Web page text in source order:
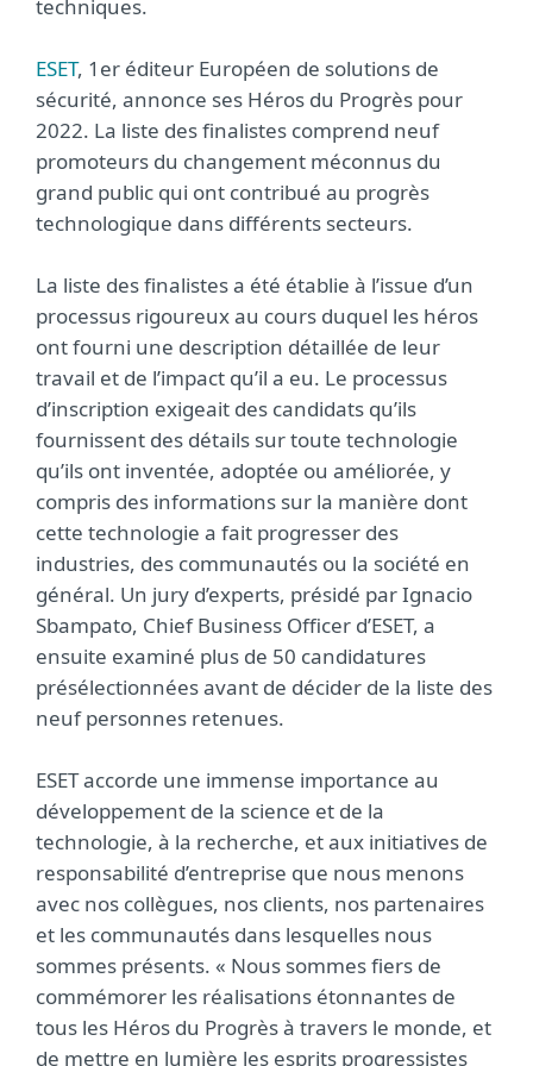
techniques.
ESET, 1er éditeur Européen de solutions de
sécurité, annonce ses Héros du Progrès pour
2022. La liste des finalistes comprend neuf
promoteurs du changement méconnus du
grand public qui ont contribué au progrès
technologique dans différents secteurs.
La liste des finalistes a été établie à l’issue d’un
processus rigoureux au cours duquel les héros
ont fourni une description détaillée de leur
travail et de l’impact qu’il a eu. Le processus
d’inscription exigeait des candidats qu’ils
fournissent des détails sur toute technologie
qu’ils ont inventée, adoptée ou améliorée, y
compris des informations sur la manière dont
cette technologie a fait progresser des
industries, des communautés ou la société en
général. Un jury d’experts, présidé par Ignacio
Sbampato, Chief Business Officer d’ESET, a
ensuite examiné plus de 50 candidatures
présélectionnées avant de décider de la liste des
neuf personnes retenues.
ESET accorde une immense importance au
développement de la science et de la
technologie, à la recherche, et aux initiatives de
responsabilité d’entreprise que nous menons
avec nos collègues, nos clients, nos partenaires
et les communautés dans lesquelles nous
sommes présents. « Nous sommes fiers de
commémorer les réalisations étonnantes de
tous les Héros du Progrès à travers le monde, et
de mettre en lumière les esprits progressistes